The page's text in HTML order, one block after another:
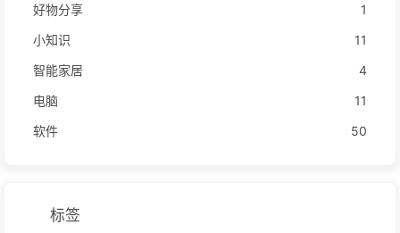
好物分享
1
小知识
11
智能家居
4
电脑
11
软件
50
标签